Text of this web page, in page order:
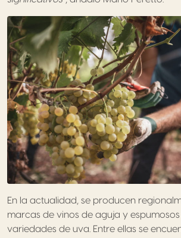
En la actualidad, se producen
marcas de vinos de aguja y
variedades de uva. Entre ellas se